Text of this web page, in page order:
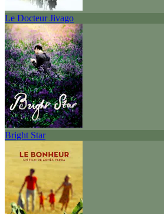
Le Docteur Jivago
Bright Star